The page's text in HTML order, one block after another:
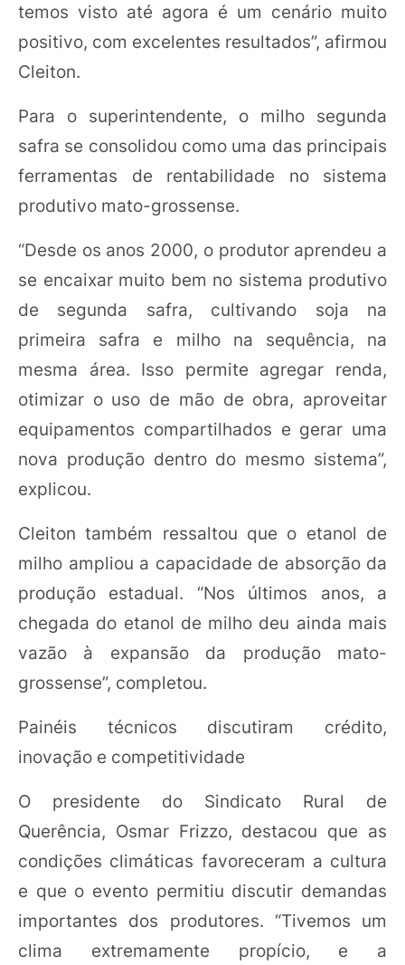
temos visto até agora é um cenário muito
positivo, com excelentes resultados”, afirmou
Cleiton.
Para o superintendente, o milho segunda
safra se consolidou como uma das principais
ferramentas de rentabilidade no sistema
produtivo mato-grossense.
“Desde os anos 2000, o produtor aprendeu a
se encaixar muito bem no sistema produtivo
de segunda safra, cultivando soja na
primeira safra e milho na sequência, na
mesma área. Isso permite agregar renda,
otimizar o uso de mão de obra, aproveitar
equipamentos compartilhados e gerar uma
nova produção dentro do mesmo sistema”,
explicou.
Cleiton também ressaltou que o etanol de
milho ampliou a capacidade de absorção da
produção estadual. “Nos últimos anos, a
chegada do etanol de milho deu ainda mais
vazão à expansão da produção mato-
grossense”, completou.
Painéis técnicos discutiram crédito,
inovação e competitividade
O presidente do Sindicato Rural de
Querência, Osmar Frizzo, destacou que as
condições climáticas favoreceram a cultura
e que o evento permitiu discutir demandas
importantes dos produtores. “Tivemos um
clima extremamente propício, e a